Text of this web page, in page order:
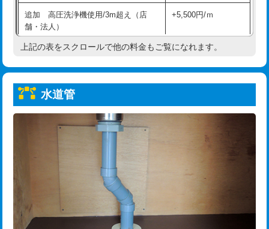
給水管工事※（塩ビ管（VP・HI）使
用/3ｍまで)
33,000円
給水管工事※（塩ビ管（VP・HI）使
+8,800円
給水管工事※（ライニング鋼管・銅
管・ポリ管・HT管使用/3ｍまで)
給水管工事※（ライニング鋼管・銅
管・ポリ管・HT管使用/3ｍ超え)
排水管工事（土の掘削・埋め戻し作
11,000円~
排水管工事（排水管工事/3ｍまで） 55,000円
排水管工事（追加 排水管工事/3ｍ超
追加 高圧洗浄機使用/3m超え（店
舗・法人）
+5,500円/ｍ
高度高圧洗浄換 現地調査
トーラー機使用/3mまで
追加トーラー機使用/3m超え
33,000円
8,800円
止水・漏水調査・防水処理・清掃・修
理・調整・分解・加工など（軽作業）
11,000円
上記の表をスクロールで他の料金もご覧になれます。
水道管